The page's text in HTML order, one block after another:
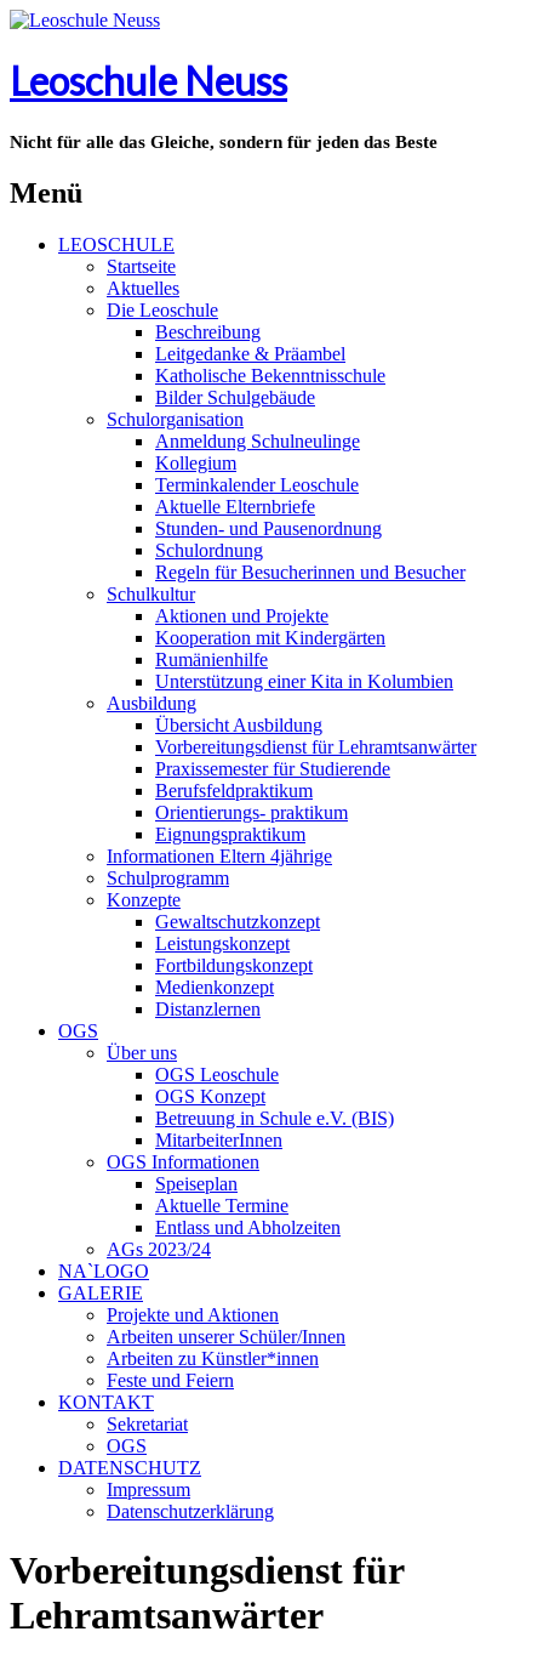
Leoschule Neuss
Nicht für alle das Gleiche, sondern für jeden das Beste
Menü
LEOSCHULE
Startseite
Aktuelles
Die Leoschule
Beschreibung
Leitgedanke & Präambel
Katholische Bekenntnisschule
Bilder Schulgebäude
Schulorganisation
Anmeldung Schulneulinge
Kollegium
Terminkalender Leoschule
Aktuelle Elternbriefe
Stunden- und Pausenordnung
Schulordnung
Regeln für Besucherinnen und Besucher
Schulkultur
Aktionen und Projekte
Kooperation mit Kindergärten
Rumänienhilfe
Unterstützung einer Kita in Kolumbien
Ausbildung
Übersicht Ausbildung
Vorbereitungsdienst für Lehramtsanwärter
Praxissemester für Studierende
Berufsfeldpraktikum
Orientierungs- praktikum
Eignungspraktikum
Informationen Eltern 4jährige
Schulprogramm
Konzepte
Gewaltschutzkonzept
Leistungskonzept
Fortbildungskonzept
Medienkonzept
Distanzlernen
OGS
Über uns
OGS Leoschule
OGS Konzept
Betreuung in Schule e.V. (BIS)
MitarbeiterInnen
OGS Informationen
Speiseplan
Aktuelle Termine
Entlass und Abholzeiten
AGs 2023/24
NA`LOGO
GALERIE
Projekte und Aktionen
Arbeiten unserer Schüler/Innen
Arbeiten zu Künstler*innen
Feste und Feiern
KONTAKT
Sekretariat
OGS
DATENSCHUTZ
Impressum
Datenschutzerklärung
Vorbereitungsdienst für
Lehramtsanwärter